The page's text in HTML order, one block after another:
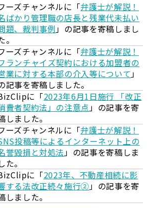
ーズチャンネルに「弁護士が解説！
ばかり管理職の店長と残業代未払い
題、裁判事例」の記事を寄稿しまし
。
ーズチャンネルに「弁護士が解説！
ランチャイズ契約における加盟者の
業に対する本部の介入等について」
記事を寄稿しました。
に「2023年6月1日施行 「改正
費者契約法」の注意点」の記事を寄
しました。
ーズチャンネルに「弁護士が解説！
投稿等によるインターネット上の
誉毀損と対処法」の記事を寄稿しま
た。
に「2023年、不動産相続に影
する法改正続々施行②」の記事を寄
しました。